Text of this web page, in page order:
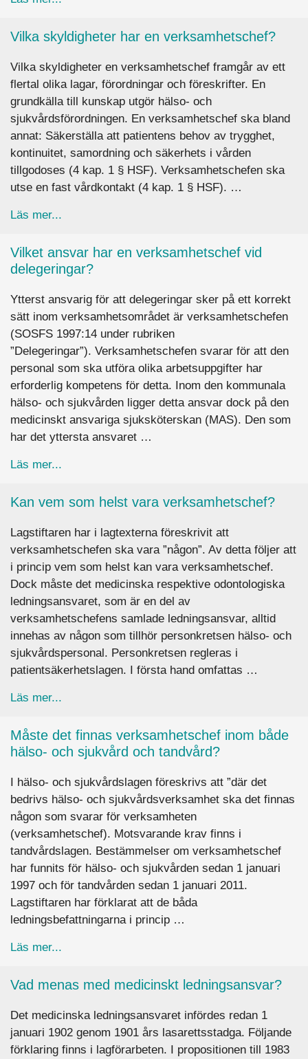
Vilka skyldigheter har en verksamhetschef?
Vilka skyldigheter en verksamhetschef framgår av ett
flertal olika lagar, förordningar och föreskrifter. En
grundkälla till kunskap utgör hälso- och
sjukvårdsförordningen. En verksamhetschef ska bland
annat: Säkerställa att patientens behov av trygghet,
kontinuitet, samordning och säkerhets i vården
tillgodoses (4 kap. 1 § HSF). Verksamhetschefen ska
utse en fast vårdkontakt (4 kap. 1 § HSF). …
Läs mer...
Vilket ansvar har en verksamhetschef vid
delegeringar?
Ytterst ansvarig för att delegeringar sker på ett korrekt
sätt inom verksamhetsområdet är verksamhetschefen
(SOSFS 1997:14 under rubriken
”Delegeringar”). Verksamhetschefen svarar för att den
personal som ska utföra olika arbetsuppgifter har
erforderlig kompetens för detta. Inom den kommunala
hälso- och sjukvården ligger detta ansvar dock på den
medicinskt ansvariga sjuksköterskan (MAS). Den som
har det yttersta ansvaret …
Läs mer...
Kan vem som helst vara verksamhetschef?
Lagstiftaren har i lagtexterna föreskrivit att
verksamhetschefen ska vara ”någon”. Av detta följer att
i princip vem som helst kan vara verksamhetschef.
Dock måste det medicinska respektive odontologiska
ledningsansvaret, som är en del av
verksamhetschefens samlade ledningsansvar, alltid
innehas av någon som tillhör personkretsen hälso- och
sjukvårdspersonal. Personkretsen regleras i
patientsäkerhetslagen. I första hand omfattas …
Läs mer...
Måste det finnas verksamhetschef inom både
hälso- och sjukvård och tandvård?
I hälso- och sjukvårdslagen föreskrivs att ”där det
bedrivs hälso- och sjukvårdsverksamhet ska det finnas
någon som svarar för verksamheten
(verksamhetschef). Motsvarande krav finns i
tandvårdslagen. Bestämmelser om verksamhetschef
har funnits för hälso- och sjukvården sedan 1 januari
1997 och för tandvården sedan 1 januari 2011.
Lagstiftaren har förklarat att de båda
ledningsbefattningarna i princip …
Läs mer...
Vad menas med medicinskt ledningsansvar?
Det medicinska ledningsansvaret infördes redan 1
januari 1902 genom 1901 års lasarettsstadga. Följande
förklaring finns i lagförarbeten. I propositionen till 1983